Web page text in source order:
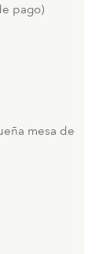
pago)
mesa de